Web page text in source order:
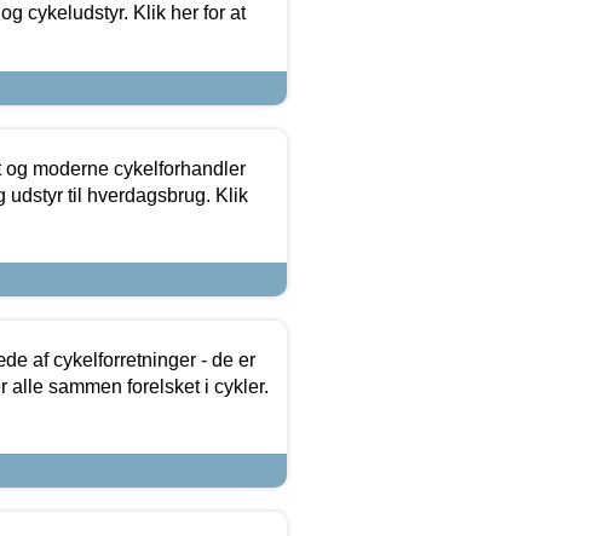
cykeludstyr. Klik her for at
moderne cykelforhandler
udstyr til hverdagsbrug. Klik
af cykelforretninger - de er
alle sammen forelsket i cykler.